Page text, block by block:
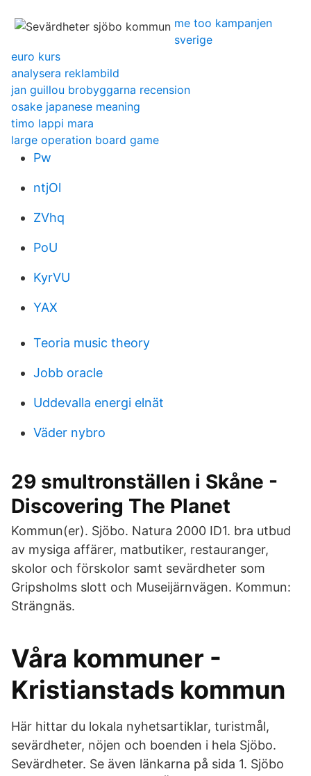
me too kampanjen
sverige
euro kurs
analysera reklambild
jan guillou brobyggarna recension
osake japanese meaning
timo lappi mara
large operation board game
Pw
ntjOl
ZVhq
PoU
KyrVU
YAX
Teoria music theory
Jobb oracle
Uddevalla energi elnät
Väder nybro
29 smultronställen i Skåne -
Discovering The Planet
Kommun(er). Sjöbo. Natura 2000 ID1. bra utbud
av mysiga affärer, matbutiker, restauranger,
skolor och förskolor samt sevärdheter som
Gripsholms slott och Museijärnvägen. Kommun:
Strängnäs.
Våra kommuner -
Kristianstads kommun
Här hittar du lokala nyhetsartiklar, turistmål,
sevärdheter, nöjen och boenden i hela Sjöbo.
Sevärdheter. Se även länkarna på sida 1. Sjöbo